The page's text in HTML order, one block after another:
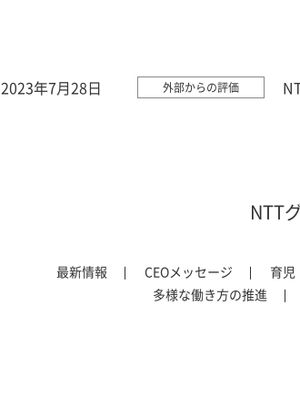
2023年7月28日 外部からの評価
NTT
最新情報 CEOメッセージ 育児
多様な働き方の推進